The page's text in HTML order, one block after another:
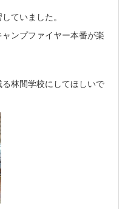
ていました。
ンプファイヤー本番が楽
林間学校にしてほしいで